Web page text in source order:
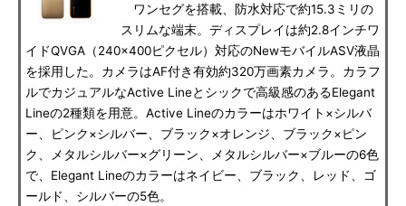
ワンセグを搭載、防水対応で約15.3ミリの
スリムな端末。ディスプレイは約2.8インチワ
イドQVGA（240×400ピクセル）対応のNewモバイルASV液晶
を採用した。カメラはAF付き有効約320万画素カメラ。カラフ
ルでカジュアルなActive Lineとシックで高級感のあるElegant
Lineの2種類を用意。Active Lineのカラーはホワイト×シルバ
ー、ピンク×シルバー、ブラック×オレンジ、ブラック×ピン
ク、メタルシルバー×グリーン、メタルシルバー×ブルーの6色
で、Elegant Lineのカラーはネイビー、ブラック、レッド、ゴ
ールド、シルバーの5色。